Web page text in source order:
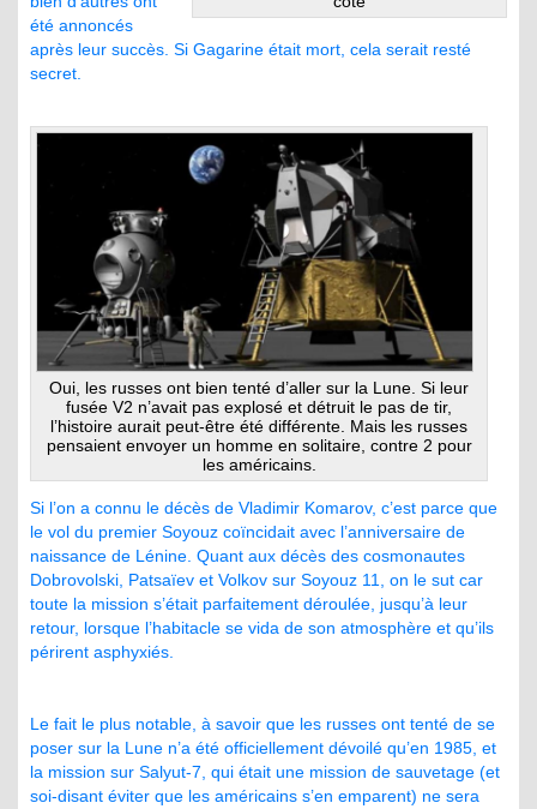
été annoncés
après leur succès. Si Gagarine était mort, cela serait resté
secret.
Oui, les russes ont bien tenté d’aller sur la Lune. Si leur
fusée V2 n’avait pas explosé et détruit le pas de tir,
l’histoire aurait peut-être été différente. Mais les russes
pensaient envoyer un homme en solitaire, contre 2 pour
les américains.
Si l’on a connu le décès de Vladimir Komarov, c’est parce que
le vol du premier Soyouz coïncidait avec l’anniversaire de
naissance de Lénine. Quant aux décès des cosmonautes
Dobrovolski, Patsaïev et Volkov sur Soyouz 11, on le sut car
toute la mission s’était parfaitement déroulée, jusqu’à leur
retour, lorsque l’habitacle se vida de son atmosphère et qu’ils
périrent asphyxiés.
Le fait le plus notable, à savoir que les russes ont tenté de se
poser sur la Lune n’a été officiellement dévoilé qu’en 1985, et
la mission sur Salyut-7, qui était une mission de sauvetage (et
soi-disant éviter que les américains s’en emparent) ne sera